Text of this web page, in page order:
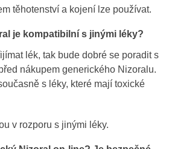
těhotenství a kojení lze používat.
je kompatibilní s jinými léky?
lék, tak bude dobré se poradit s
nákupem generického Nizoralu.
s léky, které mají toxické
v rozporu s jinými léky.